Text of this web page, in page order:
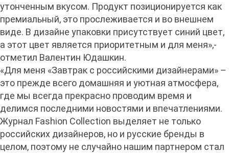
утонченным вкусом. Продукт позиционируется как
премиальный, это прослеживается и во внешнем
виде. В дизайне упаковки присутствует синий цвет,
а этот цвет является приоритетным и для меня»,-
отметил Валентин Юдашкин.
«Для меня «Завтрак с российскими дизайнерами» –
это прежде всего домашняя и уютная атмосфера,
где мы всегда прекрасно проводим время и
делимся последними новостями и впечатлениями.
Журнал Fashion Collection выделяет не только
российских дизайнеров, но и русские бренды в
целом, поэтому не случайно нашим партнером стал